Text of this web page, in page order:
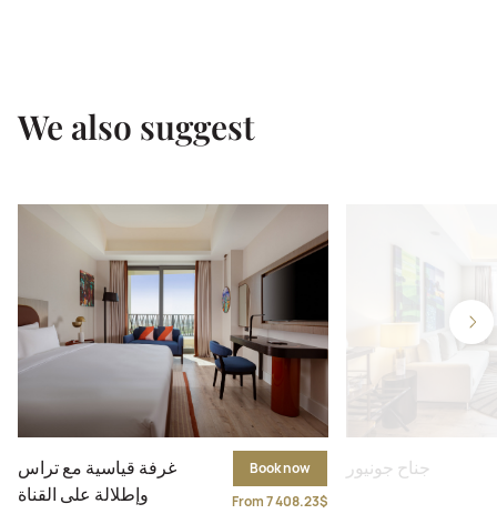
We also suggest
غرفة قياسية مع تراس
وإطلالة على القناة
Book now
From 7 408.23$
جناح جونيور